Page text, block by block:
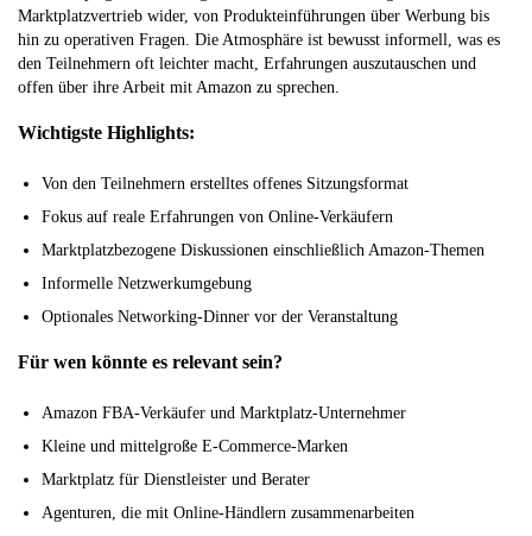
Marktplatzvertrieb wider, von Produkteinführungen über Werbung bis
hin zu operativen Fragen. Die Atmosphäre ist bewusst informell, was es
den Teilnehmern oft leichter macht, Erfahrungen auszutauschen und
offen über ihre Arbeit mit Amazon zu sprechen.
Wichtigste Highlights:
Von den Teilnehmern erstelltes offenes Sitzungsformat
Fokus auf reale Erfahrungen von Online-Verkäufern
Marktplatzbezogene Diskussionen einschließlich Amazon-Themen
Informelle Netzwerkumgebung
Optionales Networking-Dinner vor der Veranstaltung
Für wen könnte es relevant sein?
Amazon FBA-Verkäufer und Marktplatz-Unternehmer
Kleine und mittelgroße E-Commerce-Marken
Marktplatz für Dienstleister und Berater
Agenturen, die mit Online-Händlern zusammenarbeiten